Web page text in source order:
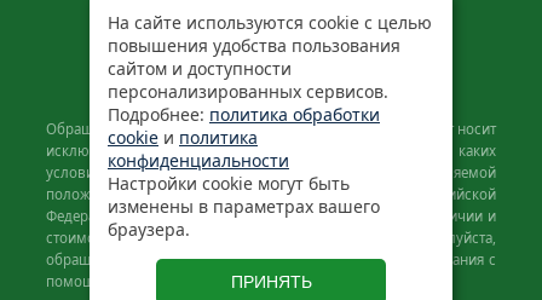
На сайте используются cookie с целью
повышения удобства пользования
сайтом и доступности
персонализированных сервисов.
Подробнее: политика обработки
cookie и политика
конфиденциальности
Настройки cookie могут быть
изменены в параметрах вашего
браузера.
ПРИНЯТЬ
Обращаем ваше внимание на то, что данный интернет-сайт носит
исключительно информационный характер и ни при каких
условиях не является публичной офертой, определяемой
положениями Статьи 437 (2) Гражданского кодекса Российской
Федерации. Для получения подробной информации о наличии и
стоимости указанных товаров и (или) услуг, пожалуйста,
обращайтесь к менеджерам отдела клиентского обслуживания с
помощью специальной формы связи или по телефону.